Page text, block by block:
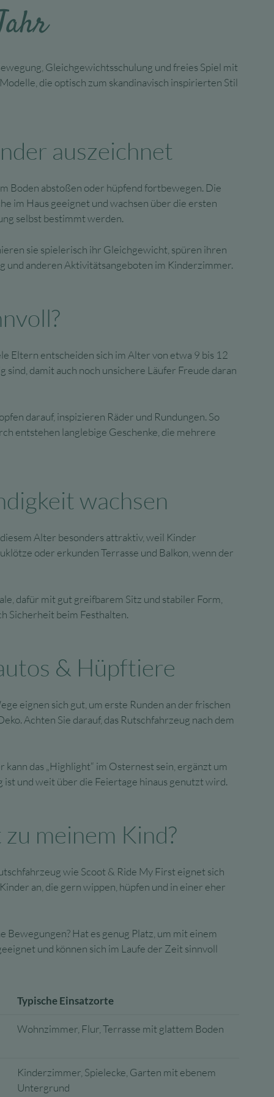
Gleichgewichtsschulung und freies Spiel mit
die optisch zum skandinavisch inspirierten Stil
auszeichnet
Boden abstoßen oder hüpfend fortbewegen. Die
im Haus geeignet und wachsen über die ersten
selbst bestimmt werden.
sie spielerisch ihr Gleichgewicht, spüren ihren
und anderen Aktivitätsangeboten im Kinderzimmer.
Eltern entscheiden sich im Alter von etwa 9 bis 12
damit auch noch unsichere Läufer Freude daran
darauf, inspizieren Räder und Rundungen. So
entstehen langlebige Geschenke, die mehrere
wachsen
Alter besonders attraktiv, weil Kinder
oder erkunden Terrasse und Balkon, wenn der
dafür mit gut greifbarem Sitz und stabiler Form,
Sicherheit beim Festhalten.
& Hüpftiere
eignen sich gut, um erste Runden an der frischen
Achten Sie darauf, das Rutschfahrzeug nach dem
das „Highlight“ im Osternest sein, ergänzt um
und weit über die Feiertage hinaus genutzt wird.
meinem Kind?
wie Scoot & Ride My First eignet sich
an, die gern wippen, hüpfen und in einer eher
Bewegungen? Hat es genug Platz, um mit einem
und können sich im Laufe der Zeit sinnvoll
Typische Einsatzorte
Wohnzimmer, Flur, Terrasse mit glattem Boden
Kinderzimmer, Spielecke, Garten mit ebenem
Untergrund